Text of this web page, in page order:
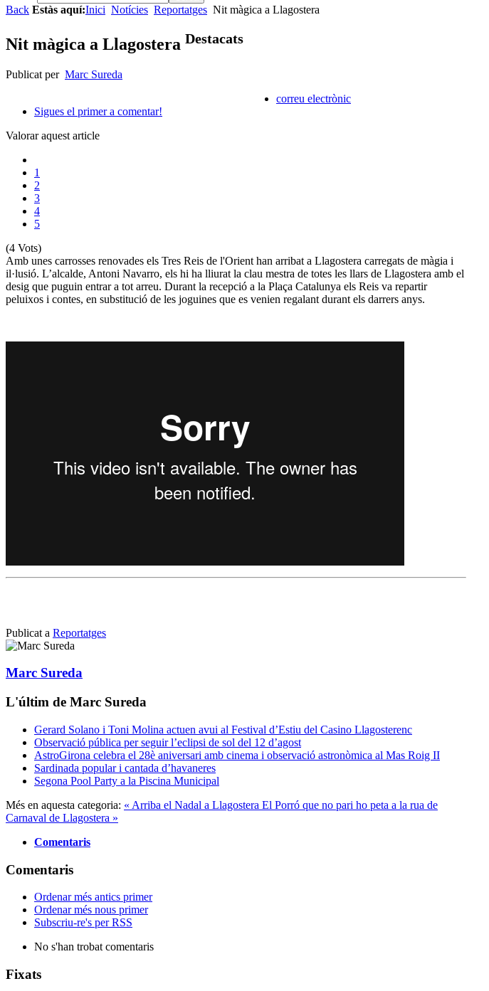
Back Estàs aquí:Inici Notícies Reportatges Nit màgica a Llagostera
Nit màgica a Llagostera Destacats
Publicat per Marc Sureda
correu electrònic
Sigues el primer a comentar!
Valorar aquest article
1
2
3
4
5
(4 Vots)
Amb unes carrosses renovades els Tres Reis de l'Orient han arribat a Llagostera carregats de màgia i
il·lusió. L’alcalde, Antoni Navarro, els hi ha lliurat la clau mestra de totes les llars de Llagostera amb el
desig que puguin entrar a tot arreu. Durant la recepció a la Plaça Catalunya els Reis va repartir
peluixos i contes, en substitució de les joguines que es venien regalant durant els darrers anys.
Publicat a Reportatges
Marc Sureda
L'últim de Marc Sureda
Gerard Solano i Toni Molina actuen avui al Festival d’Estiu del Casino Llagosterenc
Observació pública per seguir l’eclipsi de sol del 12 d’agost
AstroGirona celebra el 28è aniversari amb cinema i observació astronòmica al Mas Roig II
Sardinada popular i cantada d’havaneres
Segona Pool Party a la Piscina Municipal
Més en aquesta categoria: « Arriba el Nadal a Llagostera El Porró que no pari ho peta a la rua de
Carnaval de Llagostera »
Comentaris
Comentaris
Ordenar més antics primer
Ordenar més nous primer
Subscriu-re's per RSS
No s'han trobat comentaris
Fixats